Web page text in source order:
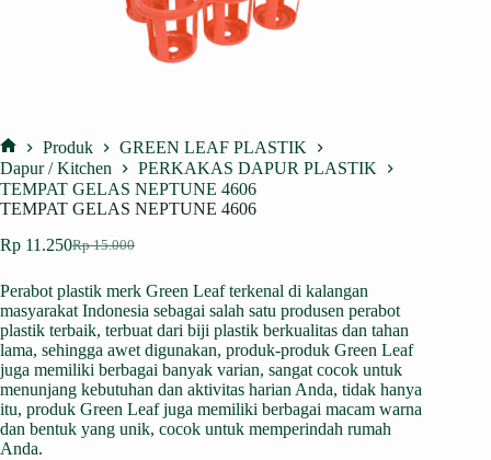
Home
Produk
GREEN LEAF PLASTIK
Dapur / Kitchen
PERKAKAS DAPUR PLASTIK
TEMPAT GELAS NEPTUNE 4606
TEMPAT GELAS NEPTUNE 4606
Rp15.000
Harga
adalah:
Rp 15.000.
Rp 11.250Harga
ini
adalah:
Rp 11.250.
Perabot plastik merk Green Leaf terkenal di kalangan
masyarakat Indonesia sebagai salah satu produsen perabot
plastik terbaik, terbuat dari biji plastik berkualitas dan tahan
lama, sehingga awet digunakan, produk-produk Green Leaf
juga memiliki berbagai banyak varian, sangat cocok untuk
menunjang kebutuhan dan aktivitas harian Anda, tidak hanya
itu, produk Green Leaf juga memiliki berbagai macam warna
dan bentuk yang unik, cocok untuk memperindah rumah
Anda.